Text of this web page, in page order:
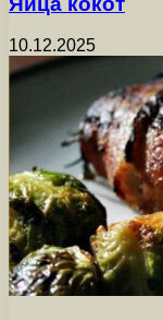
10.12.2025